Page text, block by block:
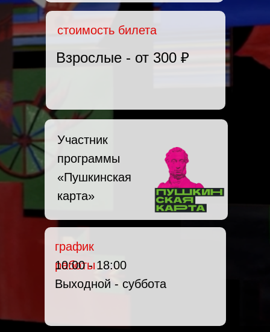
график
работы
10:00 - 18:00
Выходной - суббота
стоимость билета
Взрослые - от 300 ₽
Участник
программы
«Пушкинская
карта»